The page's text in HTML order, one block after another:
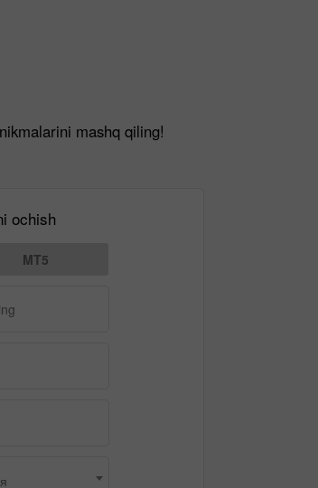
mashq qiling!
ochish
MT5